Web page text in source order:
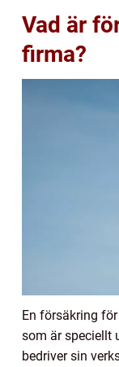
Vad är
firma?
En försäkring
som är speciellt
bedriver sin